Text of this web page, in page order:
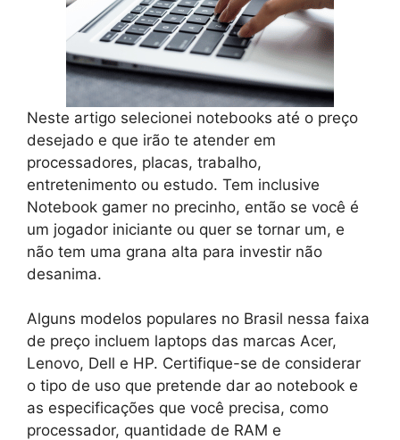
Neste artigo selecionei notebooks até o preço
desejado e que irão te atender em
processadores, placas, trabalho,
entretenimento ou estudo. Tem inclusive
Notebook gamer no precinho, então se você é
um jogador iniciante ou quer se tornar um, e
não tem uma grana alta para investir não
desanima.
Alguns modelos populares no Brasil nessa faixa
de preço incluem laptops das marcas Acer,
Lenovo, Dell e HP. Certifique-se de considerar
o tipo de uso que pretende dar ao notebook e
as especificações que você precisa, como
processador, quantidade de RAM e